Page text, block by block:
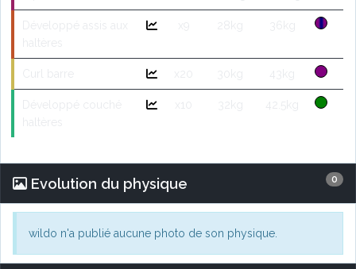
0
Evolution du physique
wildo n'a publié aucune photo de son physique.